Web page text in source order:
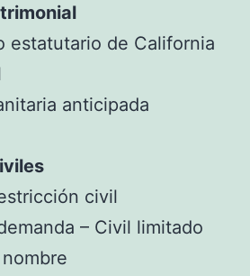
estatutario de California
anticipada
civil
– Civil limitado